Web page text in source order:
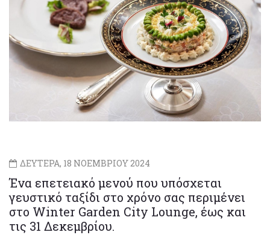
ΔΕΥΤΕΡΑ, 18 ΝΟΕΜΒΡΙΟΥ 2024
Ένα επετειακό μενού που υπόσχεται
γευστικό ταξίδι στο χρόνο σας περιμένει
στο Winter Garden City Lounge, έως και
τις 31 Δεκεμβρίου.